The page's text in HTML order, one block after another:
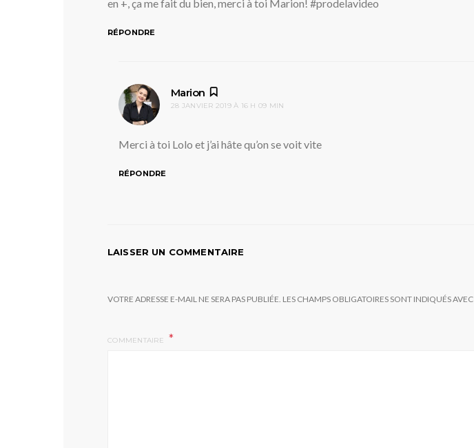
en +, ça me fait du bien, merci à toi Marion! #prodelavideo
RÉPONDRE
Marion
28 JANVIER 2019 À 16 H 09 MIN
Merci à toi Lolo et j’ai hâte qu’on se voit vite
RÉPONDRE
LAISSER UN COMMENTAIRE
VOTRE ADRESSE E-MAIL NE SERA PAS PUBLIÉE. LES CHAMPS OBLIGATOIRES SONT INDIQUÉS AVEC
COMMENTAIRE